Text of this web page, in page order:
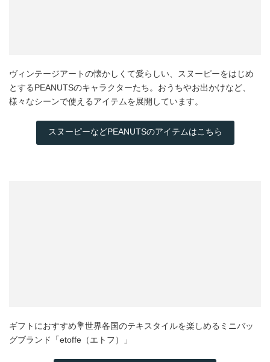
ヴィンテージアートの懐かしくて愛らしい、スヌーピーをはじめ
とするPEANUTSのキャラクターたち。おうちやお出かけなど、
様々なシーンで使えるアイテムを展開しています。
スヌーピーなどPEANUTSのアイテムはこちら
ギフトにおすすめ💐世界各国のテキスタイルを楽しめるミニバッ
グブランド「etoffe（エトフ）」